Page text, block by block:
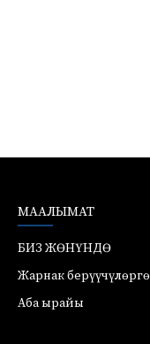
МААЛЫМАТ
БИЗ ЖӨНҮНДӨ
Жарнак берүүчүлөргө
Аба ырайы